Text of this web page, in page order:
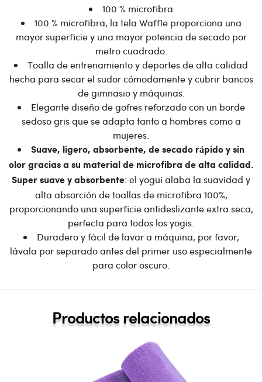
100 % microfibra
100 % microfibra, la tela Waffle proporciona una
mayor superficie y una mayor potencia de secado por
metro cuadrado.
Toalla de entrenamiento y deportes de alta calidad
hecha para secar el sudor cómodamente y cubrir bancos
de gimnasio y máquinas.
Elegante diseño de gofres reforzado con un borde
sedoso gris que se adapta tanto a hombres como a
mujeres.
Suave, ligero, absorbente, de secado rápido y sin
olor gracias a su material de microfibra de alta calidad.
Super suave y absorbente: el yogui alaba la suavidad y
alta absorción de toallas de microfibra 100%,
proporcionando una superficie antideslizante extra seca,
perfecta para todos los yogis.
Duradero y fácil de lavar a máquina, por favor,
lávala por separado antes del primer uso especialmente
para color oscuro.
Productos relacionados